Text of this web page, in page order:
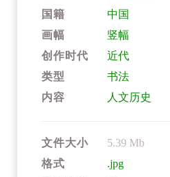
国籍
中国
画幅
竖幅
创作时代
近代
类型
书法
内容
人文历史
文件大小
5.39 Mb
格式
.jpg